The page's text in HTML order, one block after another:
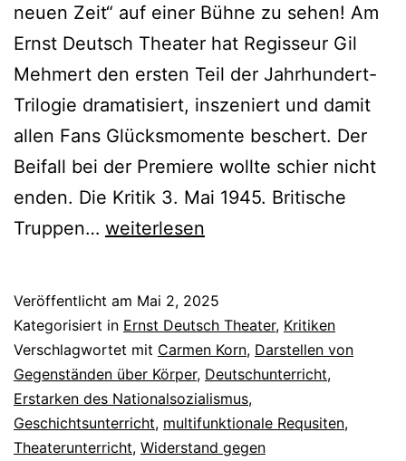
neuen Zeit“ auf einer Bühne zu sehen! Am
Ernst Deutsch Theater hat Regisseur Gil
Mehmert den ersten Teil der Jahrhundert-
Trilogie dramatisiert, inszeniert und damit
allen Fans Glücksmomente beschert. Der
Beifall bei der Premiere wollte schier nicht
enden. Die Kritik 3. Mai 1945. Britische
Truppen… Töchter
Zeit
weiterlesen
Veröffentlicht am Mai 2, 2025
Kategorisiert in Ernst Deutsch Theater, Kritiken
Verschlagwortet mit Carmen Korn, Darstellen von
Gegenständen über Körper, Deutschunterricht,
Erstarken des Nationalsozialismus,
Geschichtsunterricht, multifunktionale Requsiten,
Theaterunterricht, Widerstand gegen